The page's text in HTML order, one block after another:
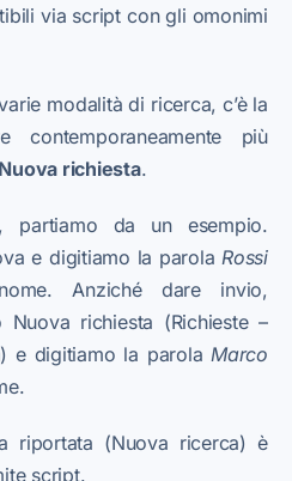
via script con gli omonimi
modalità di ricerca, c’è la
contemporaneamente più
Nuova richiesta.
partiamo da un esempio.
e digitiamo la parolaRossi
Anziché dare invio,
richiesta (Richieste –
e digitiamo la parolaMarco
riportata (Nuova ricerca) è
script.